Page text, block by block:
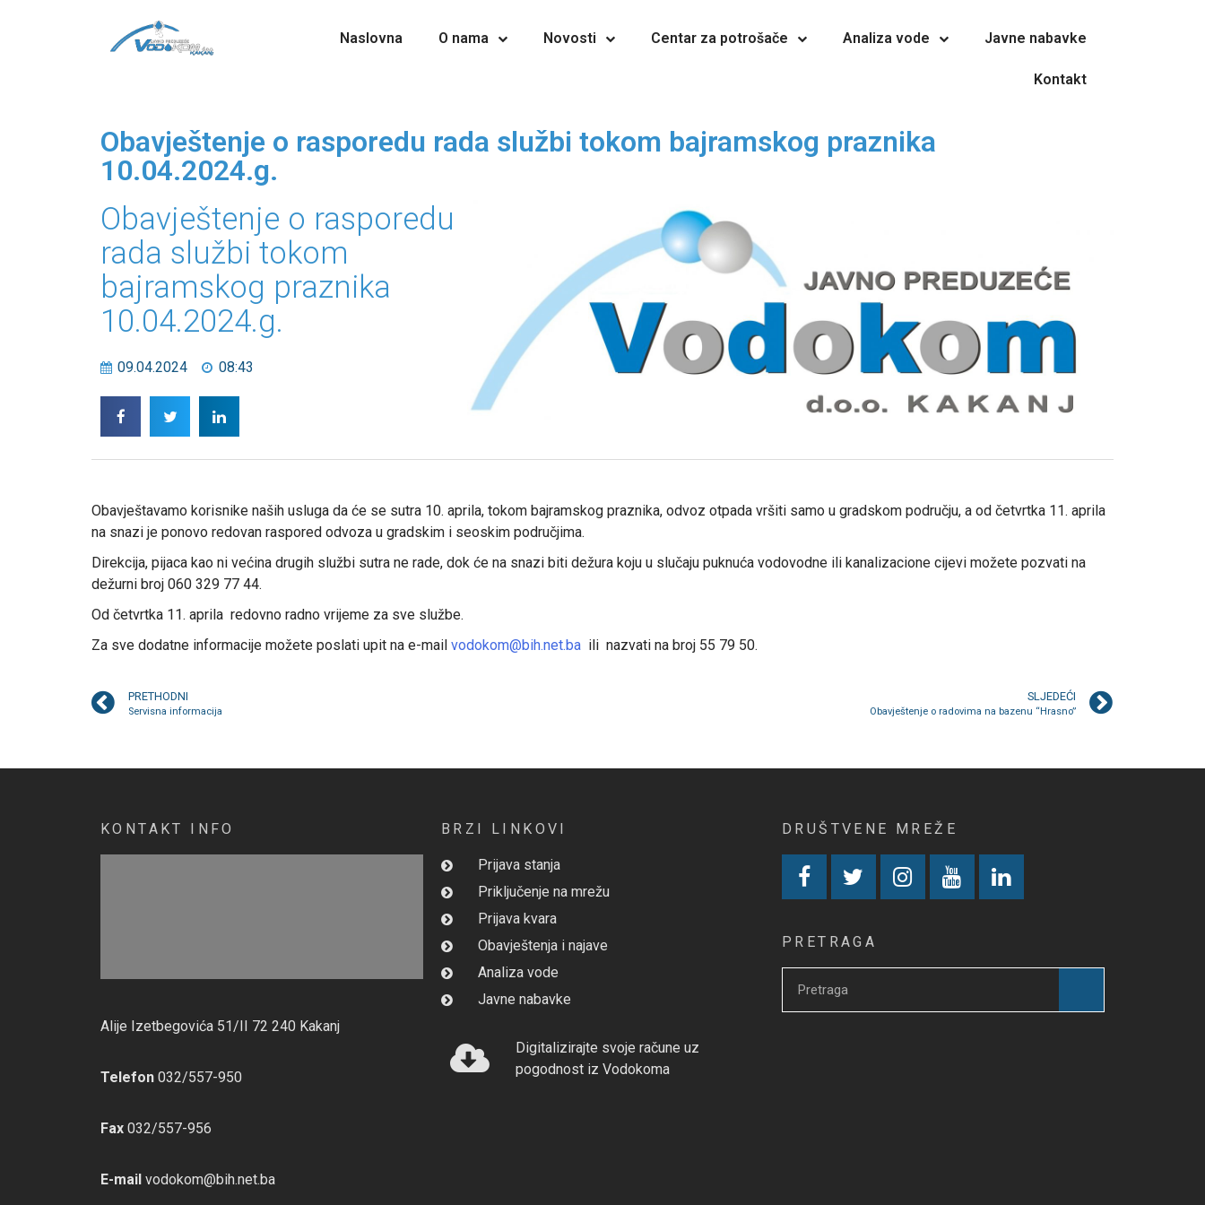
Naslovna O nama Novosti Centar za potrošače Analiza vode Javne nabavke
Kontakt
Obavještenje o rasporedu rada službi tokom bajramskog praznika
10.04.2024.g.
Obavještenje o rasporedu
rada službi tokom
bajramskog praznika
10.04.2024.g.
09.04.2024 08:43
Obavještavamo korisnike naših usluga da će se sutra 10. aprila, tokom bajramskog praznika, odvoz otpada vršiti samo u gradskom području, a od četvrtka 11. aprila
na snazi je ponovo redovan raspored odvoza u gradskim i seoskim područjima.
Direkcija, pijaca kao ni većina drugih službi sutra ne rade, dok će na snazi biti dežura koju u slučaju puknuća vodovodne ili kanalizacione cijevi možete pozvati na
dežurni broj 060 329 77 44.
Od četvrtka 11. aprila redovno radno vrijeme za sve službe.
Za sve dodatne informacije možete poslati upit na e-mail vodokom@bih.net.ba ili nazvati na broj 55 79 50.
PRETHODNI
Servisna informacija
SLJEDEĆI
Obavještenje o radovima na bazenu “Hrasno”
KONTAKT INFO
Alije Izetbegovića 51/II 72 240 Kakanj
Telefon 032/557-950
Fax 032/557-956
E-mail vodokom@bih.net.ba
BRZI LINKOVI
Prijava stanja
Priključenje na mrežu
Prijava kvara
Obavještenja i najave
Analiza vode
Javne nabavke
Digitalizirajte svoje račune uz
pogodnost iz Vodokoma
DRUŠTVENE MREŽE
PRETRAGA